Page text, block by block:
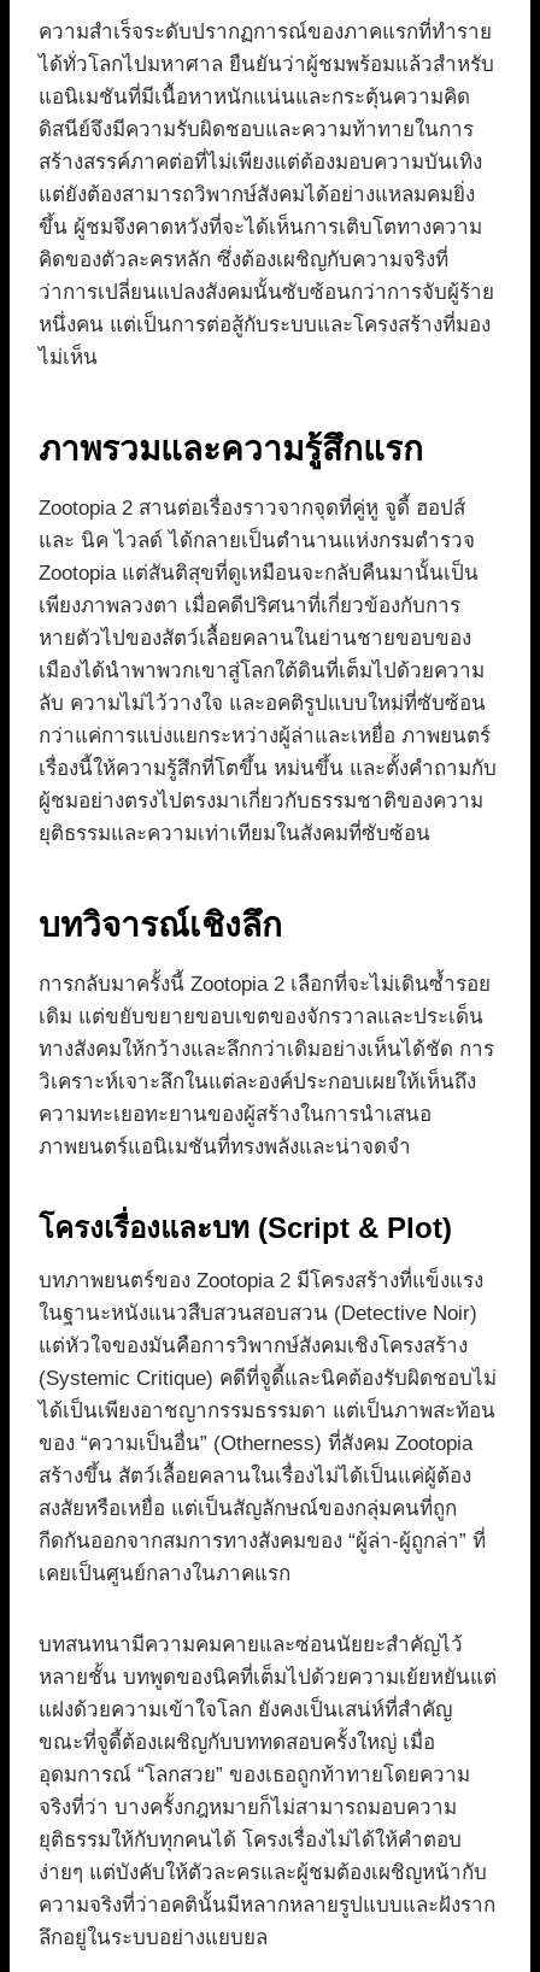
ความสำเร็จระดับปรากฏการณ์ของภาคแรกที่ทำราย
ได้ทั่วโลกไปมหาศาล ยืนยันว่าผู้ชมพร้อมแล้วสำหรับ
แอนิเมชันที่มีเนื้อหาหนักแน่นและกระตุ้นความคิด
ดิสนีย์จึงมีความรับผิดชอบและความท้าทายในการ
สร้างสรรค์ภาคต่อที่ไม่เพียงแต่ต้องมอบความบันเทิง
แต่ยังต้องสามารถวิพากษ์สังคมได้อย่างแหลมคมยิ่ง
ขึ้น ผู้ชมจึงคาดหวังที่จะได้เห็นการเติบโตทางความ
คิดของตัวละครหลัก ซึ่งต้องเผชิญกับความจริงที่
ว่าการเปลี่ยนแปลงสังคมนั้นซับซ้อนกว่าการจับผู้ร้าย
หนึ่งคน แต่เป็นการต่อสู้กับระบบและโครงสร้างที่มอง
ไม่เห็น
ภาพรวมและความรู้สึกแรก
Zootopia 2 สานต่อเรื่องราวจากจุดที่คู่หู จูดี้ ฮอปส์
และ นิค ไวลด์ ได้กลายเป็นตำนานแห่งกรมตำรวจ
Zootopia แต่สันติสุขที่ดูเหมือนจะกลับคืนมานั้นเป็น
เพียงภาพลวงตา เมื่อคดีปริศนาที่เกี่ยวข้องกับการ
หายตัวไปของสัตว์เลื้อยคลานในย่านชายขอบของ
เมืองได้นำพาพวกเขาสู่โลกใต้ดินที่เต็มไปด้วยความ
ลับ ความไม่ไว้วางใจ และอคติรูปแบบใหม่ที่ซับซ้อน
กว่าแค่การแบ่งแยกระหว่างผู้ล่าและเหยื่อ ภาพยนตร์
เรื่องนี้ให้ความรู้สึกที่โตขึ้น หม่นขึ้น และตั้งคำถามกับ
ผู้ชมอย่างตรงไปตรงมาเกี่ยวกับธรรมชาติของความ
ยุติธรรมและความเท่าเทียมในสังคมที่ซับซ้อน
บทวิจารณ์เชิงลึก
การกลับมาครั้งนี้ Zootopia 2 เลือกที่จะไม่เดินซ้ำรอย
เดิม แต่ขยับขยายขอบเขตของจักรวาลและประเด็น
ทางสังคมให้กว้างและลึกกว่าเดิมอย่างเห็นได้ชัด การ
วิเคราะห์เจาะลึกในแต่ละองค์ประกอบเผยให้เห็นถึง
ความทะเยอทะยานของผู้สร้างในการนำเสนอ
ภาพยนตร์แอนิเมชันที่ทรงพลังและน่าจดจำ
โครงเรื่องและบท (Script & Plot)
บทภาพยนตร์ของ Zootopia 2 มีโครงสร้างที่แข็งแรง
ในฐานะหนังแนวสืบสวนสอบสวน (Detective Noir)
แต่หัวใจของมันคือการวิพากษ์สังคมเชิงโครงสร้าง
(Systemic Critique) คดีที่จูดี้และนิคต้องรับผิดชอบไม่
ได้เป็นเพียงอาชญากรรมธรรมดา แต่เป็นภาพสะท้อน
ของ “ความเป็นอื่น” (Otherness) ที่สังคม Zootopia
สร้างขึ้น สัตว์เลื้อยคลานในเรื่องไม่ได้เป็นแค่ผู้ต้อง
สงสัยหรือเหยื่อ แต่เป็นสัญลักษณ์ของกลุ่มคนที่ถูก
กีดกันออกจากสมการทางสังคมของ “ผู้ล่า-ผู้ถูกล่า” ที่
เคยเป็นศูนย์กลางในภาคแรก
บทสนทนามีความคมคายและซ่อนนัยยะสำคัญไว้
หลายชั้น บทพูดของนิคที่เต็มไปด้วยความเย้ยหยันแต่
แฝงด้วยความเข้าใจโลก ยังคงเป็นเสน่ห์ที่สำคัญ
ขณะที่จูดี้ต้องเผชิญกับบททดสอบครั้งใหญ่ เมื่อ
อุดมการณ์ “โลกสวย” ของเธอถูกท้าทายโดยความ
จริงที่ว่า บางครั้งกฎหมายก็ไม่สามารถมอบความ
ยุติธรรมให้กับทุกคนได้ โครงเรื่องไม่ได้ให้คำตอบ
ง่ายๆ แต่บังคับให้ตัวละครและผู้ชมต้องเผชิญหน้ากับ
ความจริงที่ว่าอคตินั้นมีหลากหลายรูปแบบและฝังราก
ลึกอยู่ในระบบอย่างแยบยล